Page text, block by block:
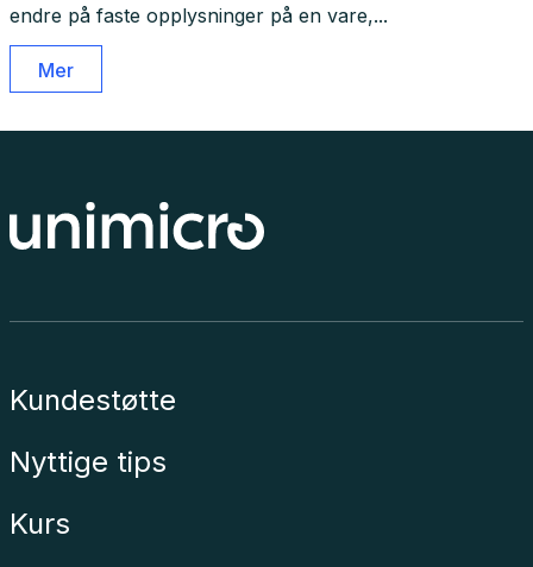
endre på faste opplysninger på en vare,...
Mer
Kundestøtte
Nyttige tips
Kurs